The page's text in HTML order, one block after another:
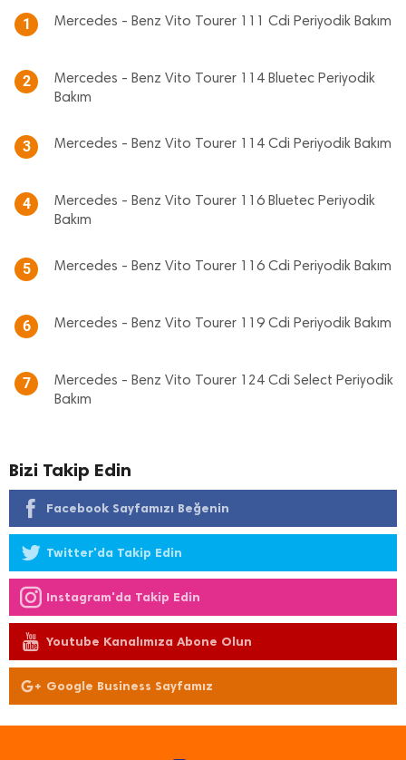
1 Mercedes - Benz Vito Tourer 111 Cdi Periyodik Bakım
2
Mercedes - Benz Vito Tourer 114 Bluetec Periyodik
Bakım
3 Mercedes - Benz Vito Tourer 114 Cdi Periyodik Bakım
4
Mercedes - Benz Vito Tourer 116 Bluetec Periyodik
Bakım
5 Mercedes - Benz Vito Tourer 116 Cdi Periyodik Bakım
6 Mercedes - Benz Vito Tourer 119 Cdi Periyodik Bakım
7
Mercedes - Benz Vito Tourer 124 Cdi Select Periyodik
Bakım
Bizi Takip Edin
Facebook Sayfamızı Beğenin
Twitter'da Takip Edin
Instagram'da Takip Edin
Youtube Kanalımıza Abone Olun
Google Business Sayfamız